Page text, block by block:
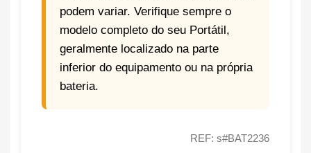
podem variar. Verifique sempre o
modelo completo do seu Portátil,
geralmente localizado na parte
inferior do equipamento ou na própria
bateria.
REF: s#BAT2236